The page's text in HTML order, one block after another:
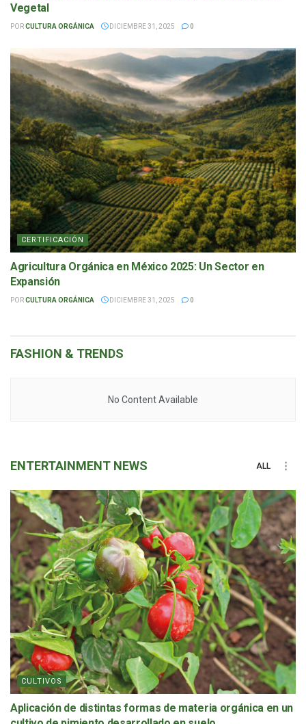
Vegetal
PORCULTURA ORGÁNICA DICIEMBRE 31, 2025 0
CERTIFICACIÓN
Agricultura Orgánica en México 2025: Un Sector en
Expansión
PORCULTURA ORGÁNICA DICIEMBRE 31, 2025 0
FASHION & TRENDS
No Content Available
ENTERTAINMENT NEWS ALL
CULTIVOS
Aplicación de distintas formas de materia orgánica en un